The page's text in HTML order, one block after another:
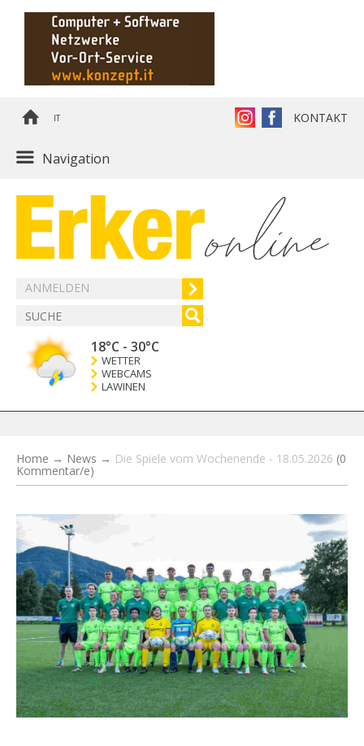
IT KONTAKT
Navigation
ANMELDEN
18°C - 30°C
WETTER
WEBCAMS
LAWINEN
Home → News → Die Spiele vom Wochenende - 18.05.2026 (0
Kommentar/e)